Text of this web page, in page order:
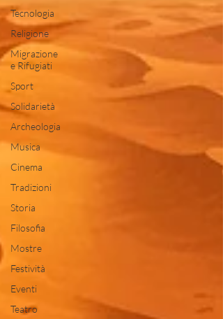
Tecnologia
Religione
Migrazione
e Rifugiati
Sport
Solidarietà
Archeologia
Musica
Cinema
Tradizioni
Storia
Filosofia
Mostre
Festività
Eventi
Teatro